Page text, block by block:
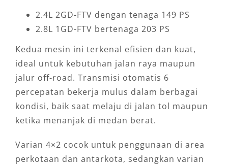
2.4L 2GD-FTV dengan tenaga 149 PS
2.8L 1GD-FTV bertenaga 203 PS
Kedua mesin ini terkenal efisien dan kuat,
ideal untuk kebutuhan jalan raya maupun
jalur off-road. Transmisi otomatis 6
percepatan bekerja mulus dalam berbagai
kondisi, baik saat melaju di jalan tol maupun
ketika menanjak di medan berat.
Varian 4×2 cocok untuk penggunaan di area
perkotaan dan antarkota, sedangkan varian